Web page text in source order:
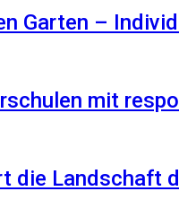
Garten –
mit
die Landschaft